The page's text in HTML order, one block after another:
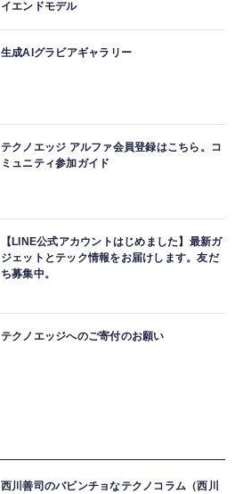
イエンドモデル
生成AIグラビアギャラリー
テクノエッジ アルファ会員登録はこちら。コ
ミュニティ参加ガイド
【LINE公式アカウントはじめました】最新ガ
ジェットとテック情報をお届けします。友だ
ち募集中。
テクノエッジへのご寄付のお願い
西川善司のバビンチョなテクノコラム（西川